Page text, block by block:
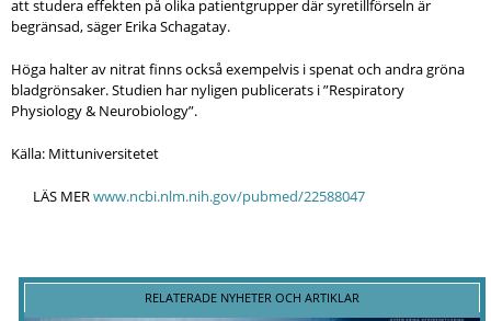
att studera effekten på olika patientgrupper där syretillförseln är
begränsad, säger Erika Schagatay.
Höga halter av nitrat finns också exempelvis i spenat och andra gröna
bladgrönsaker. Studien har nyligen publicerats i ”Respiratory
Physiology & Neurobiology”.
Källa: Mittuniversitetet
LÄS MERwww.ncbi.nlm.nih.gov/pubmed/22588047
RELATERADE NYHETER OCH ARTIKLAR